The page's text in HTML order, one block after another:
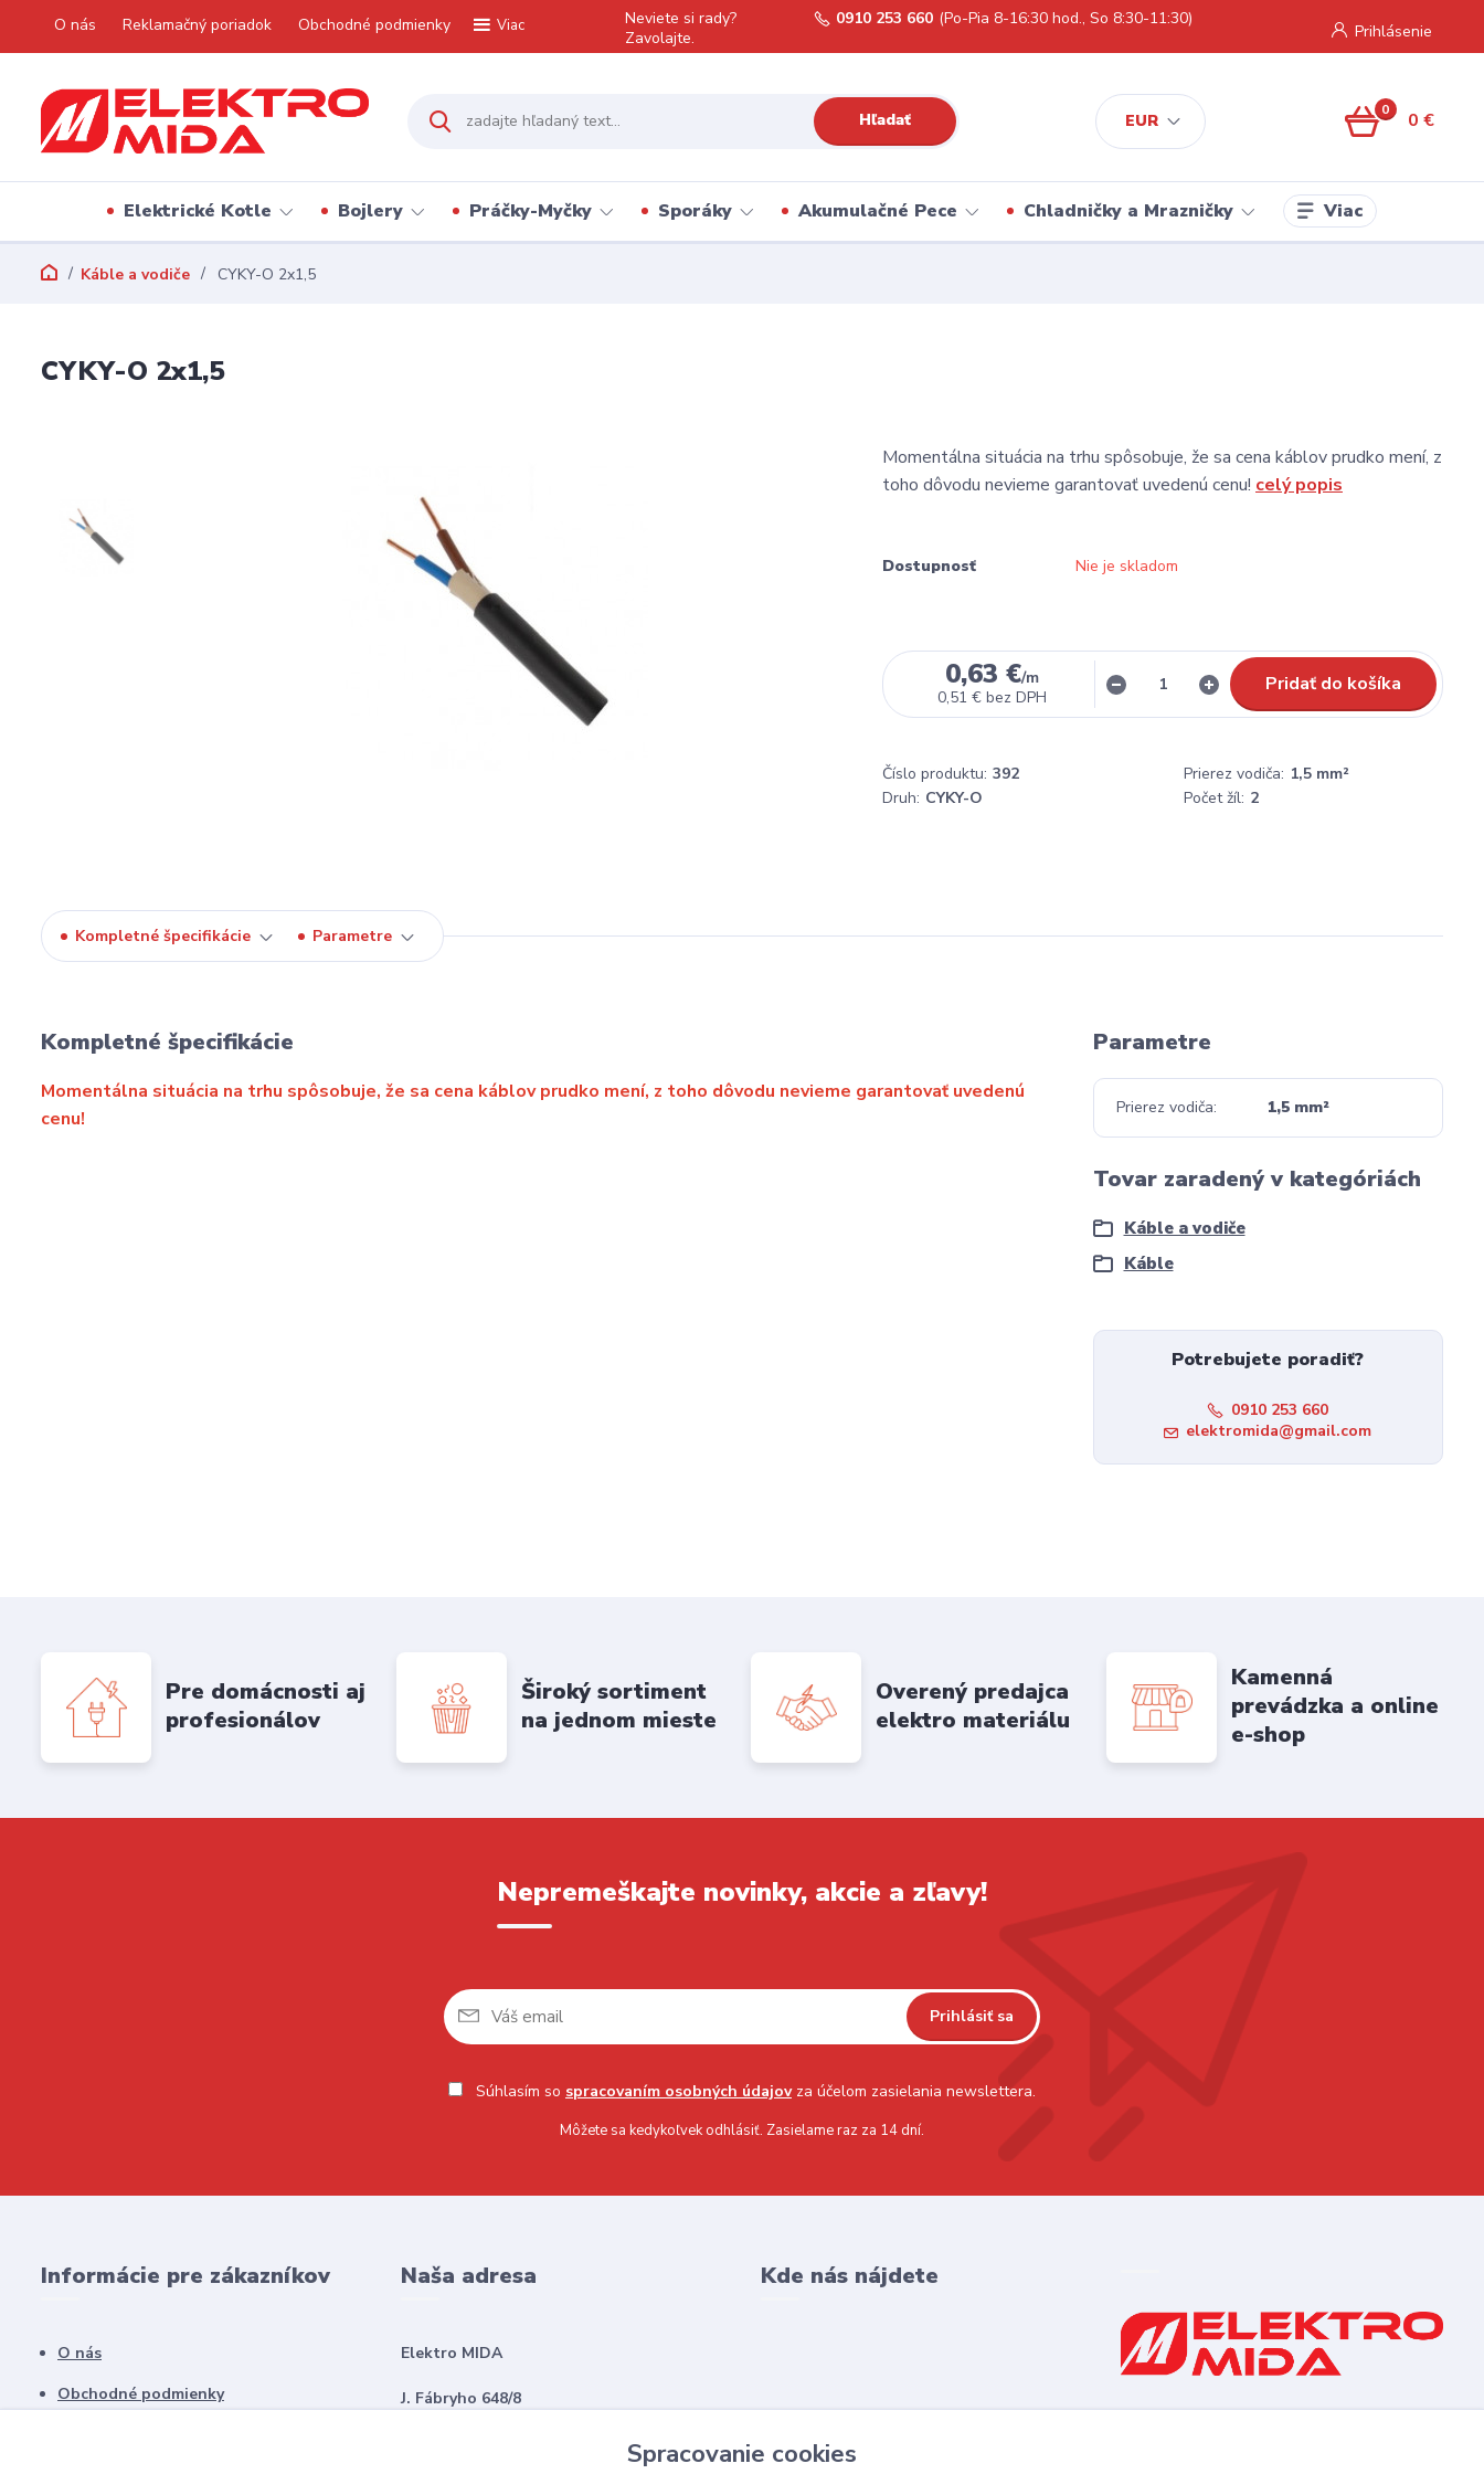
O nás Reklamačný poriadok Obchodné podmienky Viac
EUR
Prihlásenie
Hľadať
Neviete si rady?
Zavolajte.
0910 253 660 (Po-Pia 8-16:30 hod., So 8:30-11:30)
0 0 €
Elektrické Kotle Bojlery Práčky-Myčky Sporáky Akumulačné Pece Chladničky a Mrazničky Viac
Káble a vodiče CYKY-O 2x1,5
CYKY-O 2x1,5
Momentálna situácia na trhu spôsobuje, že sa cena káblov prudko mení, z
toho dôvodu nevieme garantovať uvedenú cenu! celý popis
Dostupnosť Nie je skladom
0,63 €/m
0,51 € bez DPH
Pridať do košíka
Číslo produktu: 392 Prierez vodiča: 1,5 mm²
Druh: CYKY-O Počet žíl: 2
Kompletné špecifikácie Parametre
Kompletné špecifikácie
Momentálna situácia na trhu spôsobuje, že sa cena káblov prudko mení, z toho dôvodu nevieme garantovať uvedenú
cenu!
Parametre
Prierez vodiča 1,5 mm²
Tovar zaradený v kategóriách
Káble a vodiče
Káble
Potrebujete poradiť?
0910 253 660
elektromida@gmail.com
Pre domácnosti aj
profesionálov
Široký sortiment
na jednom mieste
Overený predajca
elektro materiálu
Kamenná
prevádzka a online
e-shop
Nepremeškajte novinky, akcie a zľavy!
Prihlásiť sa
Súhlasím so spracovaním osobných údajovza účelom zasielania newslettera.
Môžete sa kedykoľvek odhlásiť. Zasielame raz za 14 dní.
Informácie pre zákazníkov
O nás
Obchodné podmienky
Naša adresa
Elektro MIDA
J. Fábryho 648/8
Kde nás nájdete
Spracovanie cookies